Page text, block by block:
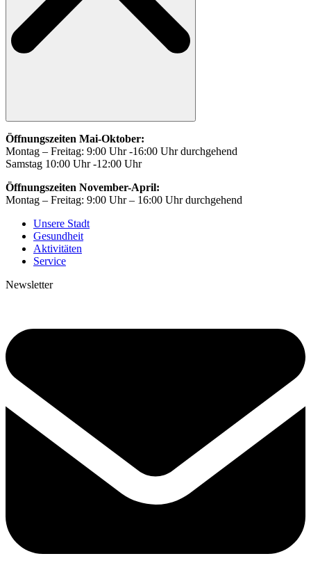
Öffnungszeiten Mai-Oktober:
Montag – Freitag: 9:00 Uhr -16:00 Uhr durchgehend
Samstag 10:00 Uhr -12:00 Uhr
Öffnungszeiten November-April:
Montag – Freitag: 9:00 Uhr – 16:00 Uhr durchgehend
Unsere Stadt
Gesundheit
Aktivitäten
Service
Newsletter